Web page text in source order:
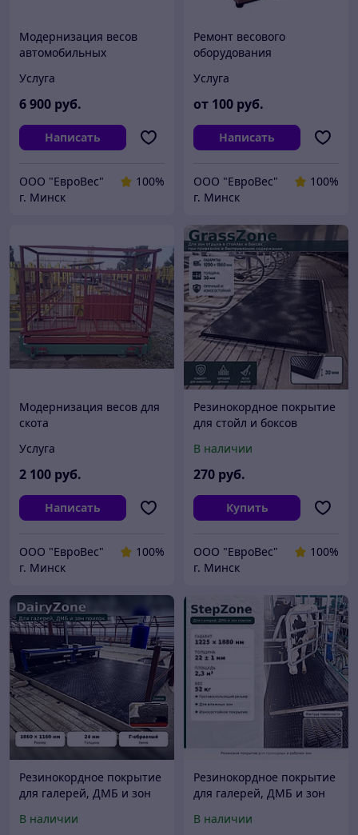
Модернизация весов
автомобильных
Услуга
6 900 руб.
Написать
ООО "ЕвроВес"
100%
г. Минск
Ремонт весового
оборудования
Услуга
от 100 руб.
Написать
ООО "ЕвроВес"
100%
г. Минск
Модернизация весов для
скота
Услуга
2 100 руб.
Написать
ООО "ЕвроВес"
100%
г. Минск
Резинокордное покрытие
для стойл и боксов
В наличии
270 руб.
Купить
ООО "ЕвроВес"
100%
г. Минск
Резинокордное покрытие
для галерей, ДМБ и зон
В наличии
Резинокордное покрытие
для галерей, ДМБ и зон
В наличии